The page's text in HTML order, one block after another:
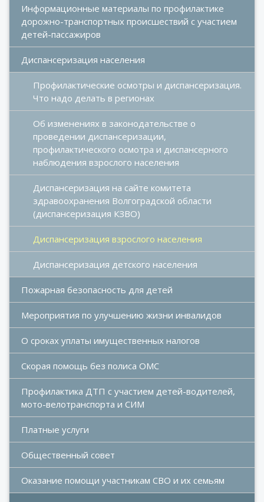
Информационные материалы по профилактике
дорожно-транспортных происшествий с участием
детей-пассажиров
Диспансеризация населения
Профилактические осмотры и диспансеризация.
Что надо делать в регионах
Об изменениях в законодательстве о
проведении диспансеризации,
профилактического осмотра и диспансерного
наблюдения взрослого населения
Диспансеризация на сайте комитета
здравоохранения Волгоградской области
(диспансеризация КЗВО)
Диспансеризация взрослого населения
Диспансеризация детского населения
Пожарная безопасность для детей
Мероприятия по улучшению жизни инвалидов
О сроках уплаты имущественных налогов
Скорая помощь без полиса ОМС
Профилактика ДТП с участием детей-водителей,
мото-велотранспорта и СИМ
Платные услуги
Общественный совет
Оказание помощи участникам СВО и их семьям